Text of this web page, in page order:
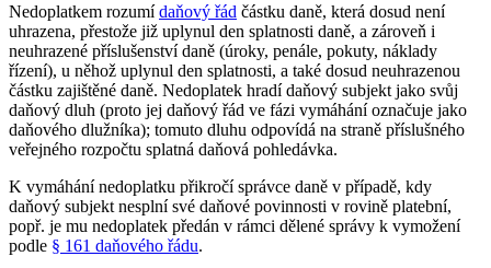
Nedoplatkem rozumídaňový řád částku daně, která dosud není
uhrazena, přestože již uplynul den splatnosti daně, a zároveň i
neuhrazené příslušenství daně (úroky, penále, pokuty, náklady
řízení), u něhož uplynul den splatnosti, a také dosud neuhrazenou
částku zajištěné daně. Nedoplatek hradí daňový subjekt jako svůj
daňový dluh (proto jej daňový řád ve fázi vymáhání označuje jako
daňového dlužníka); tomuto dluhu odpovídá na straně příslušného
veřejného rozpočtu splatná daňová pohledávka.
K vymáhání nedoplatku přikročí správce daně v případě, kdy
daňový subjekt nesplní své daňové povinnosti v rovině platební,
popř. je mu nedoplatek předán v rámci dělené správy k vymožení
podle § 161 daňového řádu.